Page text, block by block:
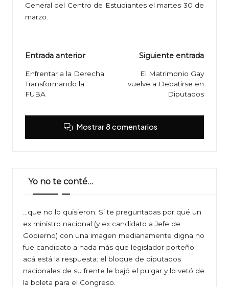
General del Centro de Estudiantes el martes 30 de
marzo.
Navegación
de
entradas
Entrada anterior
Enfrentar a la Derecha
Transformando la
FUBA
Siguiente entrada
El Matrimonio Gay
vuelve a Debatirse en
Diputados
Mostrar 8 comentarios
Yo no te conté…
…que no lo quisieron. Si te preguntabas por qué un
ex ministro nacional (y ex candidato a Jefe de
Gobierno) con una imagen medianamente digna no
fue candidato a nada más que legislador porteño
acá está la respuesta: el bloque de diputados
nacionales de su frente le bajó el pulgar y lo vetó de
la boleta para el Congreso.